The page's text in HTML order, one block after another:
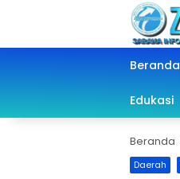
Beranda
Edukasi
Beranda
Daerah